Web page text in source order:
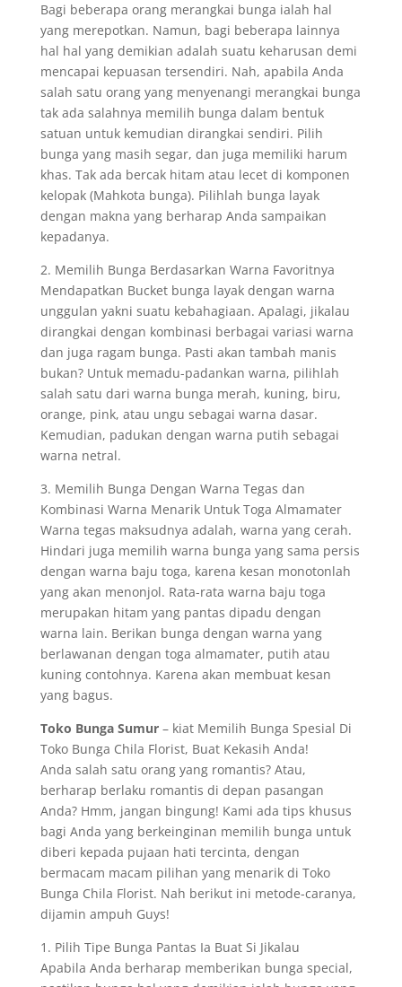
Bagi beberapa orang merangkai bunga ialah hal
yang merepotkan. Namun, bagi beberapa lainnya
hal hal yang demikian adalah suatu keharusan demi
mencapai kepuasan tersendiri. Nah, apabila Anda
salah satu orang yang menyenangi merangkai bunga
tak ada salahnya memilih bunga dalam bentuk
satuan untuk kemudian dirangkai sendiri. Pilih
bunga yang masih segar, dan juga memiliki harum
khas. Tak ada bercak hitam atau lecet di komponen
kelopak (Mahkota bunga). Pilihlah bunga layak
dengan makna yang berharap Anda sampaikan
kepadanya.
2. Memilih Bunga Berdasarkan Warna Favoritnya
Mendapatkan Bucket bunga layak dengan warna
unggulan yakni suatu kebahagiaan. Apalagi, jikalau
dirangkai dengan kombinasi berbagai variasi warna
dan juga ragam bunga. Pasti akan tambah manis
bukan? Untuk memadu-padankan warna, pilihlah
salah satu dari warna bunga merah, kuning, biru,
orange, pink, atau ungu sebagai warna dasar.
Kemudian, padukan dengan warna putih sebagai
warna netral.
3. Memilih Bunga Dengan Warna Tegas dan
Kombinasi Warna Menarik Untuk Toga Almamater
Warna tegas maksudnya adalah, warna yang cerah.
Hindari juga memilih warna bunga yang sama persis
dengan warna baju toga, karena kesan monotonlah
yang akan menonjol. Rata-rata warna baju toga
merupakan hitam yang pantas dipadu dengan
warna lain. Berikan bunga dengan warna yang
berlawanan dengan toga almamater, putih atau
kuning contohnya. Karena akan membuat kesan
yang bagus.
Toko Bunga Sumur– kiat Memilih Bunga Spesial Di
Toko Bunga Chila Florist, Buat Kekasih Anda!
Anda salah satu orang yang romantis? Atau,
berharap berlaku romantis di depan pasangan
Anda? Hmm, jangan bingung! Kami ada tips khusus
bagi Anda yang berkeinginan memilih bunga untuk
diberi kepada pujaan hati tercinta, dengan
bermacam macam pilihan yang menarik di Toko
Bunga Chila Florist. Nah berikut ini metode-caranya,
dijamin ampuh Guys!
1. Pilih Tipe Bunga Pantas Ia Buat Si Jikalau
Apabila Anda berharap memberikan bunga special,